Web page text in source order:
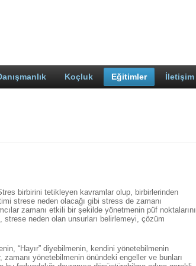
Koçluk Eğitimler İletişim
birbirini tetikleyen kavramlar olup, birbirlerinden
strese neden olacağı gibi stress de zamanı
zamanı etkili bir şekilde yönetmenin püf noktalarını
strese neden olan unsurları belirlemeyi, çözüm
“Hayır” diyebilmenin, kendini yönetebilmenin
zamanı yönetebilmenin önündeki engeller ve bunları